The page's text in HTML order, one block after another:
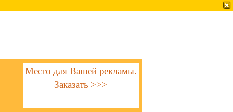
Место для Вашей рекламы.
Заказать >>>